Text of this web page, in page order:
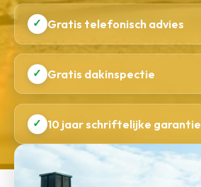
✓ Gratis telefonisch advies
✓ Gratis dakinspectie
✓ 10 jaar schriftelijke garantie